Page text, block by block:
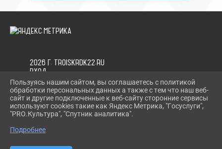
2026 Г. TROISKRDK22.RU
ВХОД
КАРТА САЙТА
ПОЛИТИКА ОБРАБОТКИ ПЕРСОНАЛЬНЫХ ДАННЫХ
СДЕЛАНО НА KUBCMS
РАЗРАБОТКА И ПОДДЕРЖКА
Пользуясь нашим сайтом, вы соглашаетесь с политикой
обработки персональных данных а также с тем что наш веб-
сайт и другие подключенные к веб-сайту сторонние сервисы
используют cookies такие как Яндекс Метрика, "Госуслуги",
"PRO.Культура", "Спутник аналитика".
Подробнее